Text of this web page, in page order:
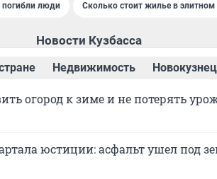
погибли люди Сколько стоит жилье в элитном
Новости Кузбасса
Недвижимость
огород к зиме и не потерять
юстиции: асфальт ушел под